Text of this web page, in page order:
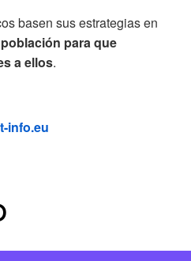
basen sus estrategias en
para que
a ellos.
info.eu